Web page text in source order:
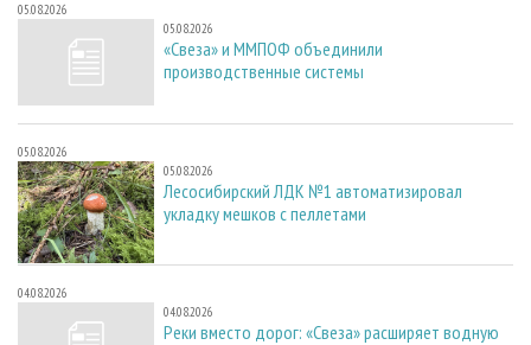
05.08.2026
05.08.2026
«Свеза» и ММПОФ объединили
производственные системы
05.08.2026
05.08.2026
Лесосибирский ЛДК №1 автоматизировал
укладку мешков с пеллетами
04.08.2026
04.08.2026
Реки вместо дорог: «Свеза» расширяет водную